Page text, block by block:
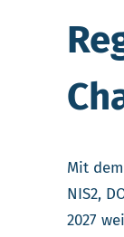
Mit
NIS2,
2027